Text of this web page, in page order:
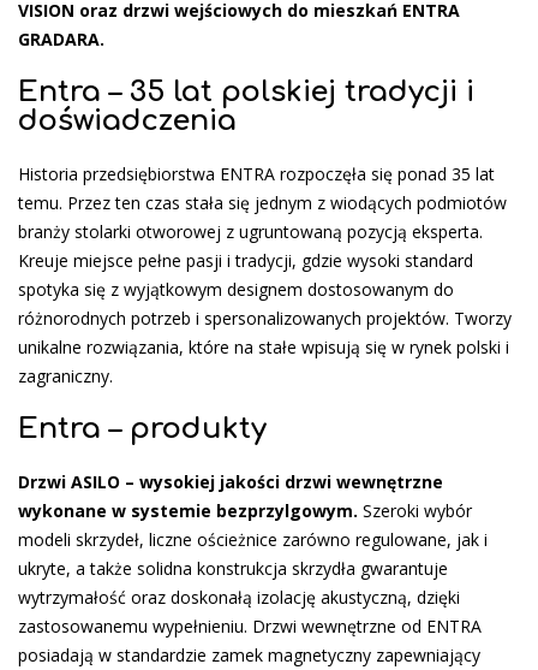
VISION oraz drzwi wejściowych do mieszkań ENTRA
GRADARA.
Entra – 35 lat polskiej tradycji i
doświadczenia
Historia przedsiębiorstwa ENTRA rozpoczęła się ponad 35 lat
temu. Przez ten czas stała się jednym z wiodących podmiotów
branży stolarki otworowej z ugruntowaną pozycją eksperta.
Kreuje miejsce pełne pasji i tradycji, gdzie wysoki standard
spotyka się z wyjątkowym designem dostosowanym do
różnorodnych potrzeb i spersonalizowanych projektów. Tworzy
unikalne rozwiązania, które na stałe wpisują się w rynek polski i
zagraniczny.
Entra – produkty
Drzwi ASILO – wysokiej jakości drzwi wewnętrzne
wykonane w systemie bezprzylgowym. Szeroki wybór
modeli skrzydeł, liczne ościeżnice zarówno regulowane, jak i
ukryte, a także solidna konstrukcja skrzydła gwarantuje
wytrzymałość oraz doskonałą izolację akustyczną, dzięki
zastosowanemu wypełnieniu. Drzwi wewnętrzne od ENTRA
posiadają w standardzie zamek magnetyczny zapewniający